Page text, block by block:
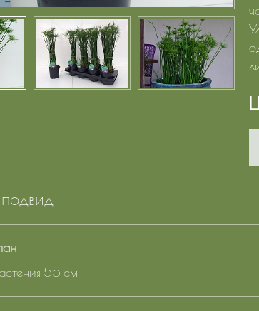
55 см